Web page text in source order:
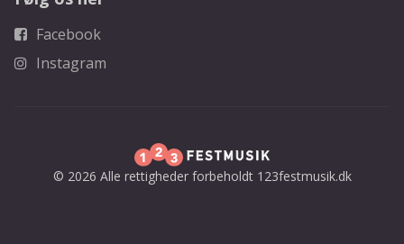
Facebook
Instagram
© 2026 Alle rettigheder forbeholdt 123festmusik.dk